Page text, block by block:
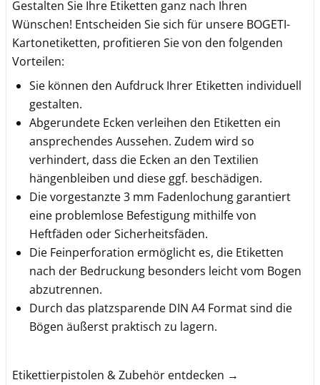
Gestalten Sie Ihre Etiketten ganz nach Ihren
Wünschen! Entscheiden Sie sich für unsere BOGETI-
Kartonetiketten, profitieren Sie von den folgenden
Vorteilen:
Sie können den Aufdruck Ihrer Etiketten individuell
gestalten.
Abgerundete Ecken verleihen den Etiketten ein
ansprechendes Aussehen. Zudem wird so
verhindert, dass die Ecken an den Textilien
hängenbleiben und diese ggf. beschädigen.
Die vorgestanzte 3 mm Fadenlochung garantiert
eine problemlose Befestigung mithilfe von
Heftfäden oder Sicherheitsfäden.
Die Feinperforation ermöglicht es, die Etiketten
nach der Bedruckung besonders leicht vom Bogen
abzutrennen.
Durch das platzsparende DIN A4 Format sind die
Bögen äußerst praktisch zu lagern.
Etikettierpistolen & Zubehör entdecken →